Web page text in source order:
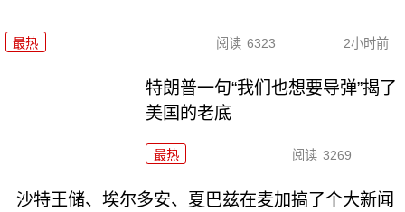
最热 阅读 6323 2小时前
特朗普一句“我们也想要导弹”揭了
美国的老底
最热 阅读 3269
沙特王储、埃尔多安、夏巴兹在麦加搞了个大新闻